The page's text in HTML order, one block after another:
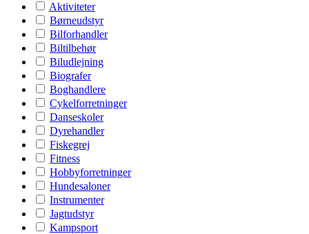
Aktiviteter
Børneudstyr
Bilforhandler
Biltilbehør
Biludlejning
Biografer
Boghandlere
Cykelforretninger
Danseskoler
Dyrehandler
Fiskegrej
Fitness
Hobbyforretninger
Hundesaloner
Instrumenter
Jagtudstyr
Kampsport